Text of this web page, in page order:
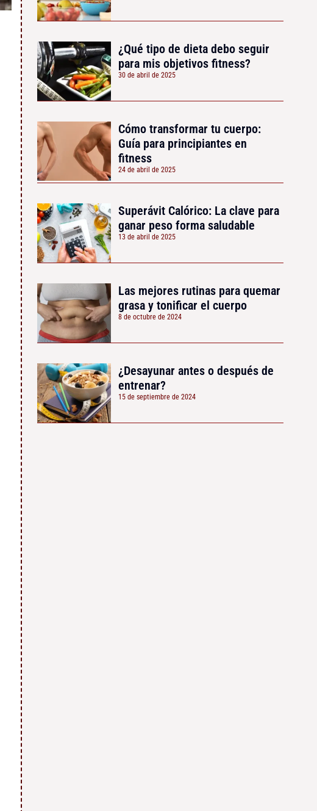
¿Qué tipo de dieta debo seguir
para mis objetivos fitness?
30 de abril de 2025
Cómo transformar tu cuerpo:
Guía para principiantes en
fitness
24 de abril de 2025
Superávit Calórico: La clave para
ganar peso forma saludable
13 de abril de 2025
Las mejores rutinas para quemar
grasa y tonificar el cuerpo
8 de octubre de 2024
¿Desayunar antes o después de
entrenar?
15 de septiembre de 2024